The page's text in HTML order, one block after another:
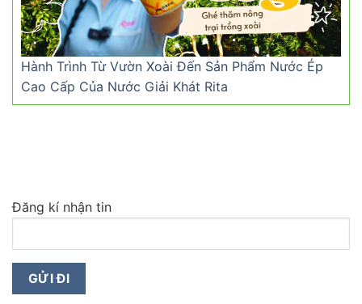
Hành Trình Từ Vườn Xoài Đến Sản Phẩm Nước Ép
Cao Cấp Của Nước Giải Khát Rita
Đăng kí nhận tin